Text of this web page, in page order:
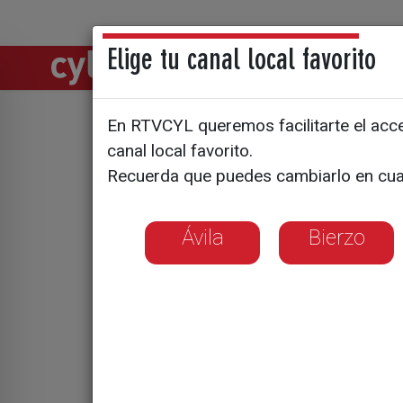
Directos
El CIDE
Elige tu canal local favorito
En RTVCYL queremos facilitarte el
canal local favorito.
Recuerda que puedes cambiarlo en
Ávila Bierzo